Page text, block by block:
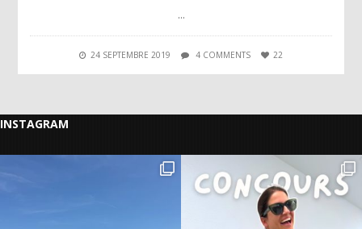
…
24 SEPTEMBRE 2019 4 COMMENTS 22
INSTAGRAM